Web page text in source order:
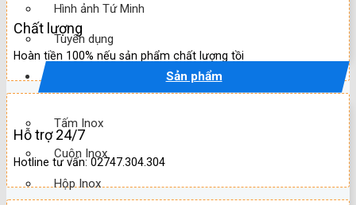
Hình ảnh Tứ Minh
Tuyển dụng
Sản phẩm
Tấm Inox
Cuộn Inox
Hộp Inox
Chất lượng
Hoàn tiền 100% nếu sản phẩm chất lượng tồi
Hỗ trợ 24/7
Hotline tư vấn: 02747.304.304